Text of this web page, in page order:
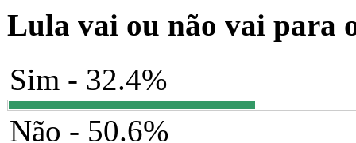
Lula vai ou não vai para
Sim - 32.4%
Não - 50.6%